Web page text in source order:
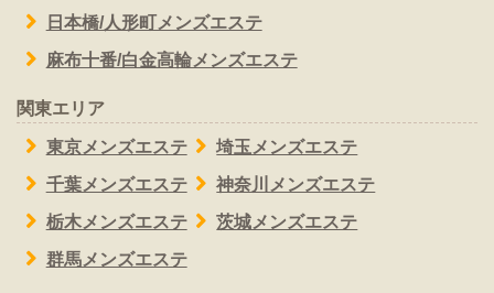
日本橋/人形町メンズエステ
麻布十番/白金高輪メンズエステ
関東エリア
東京メンズエステ
埼玉メンズエステ
千葉メンズエステ
神奈川メンズエステ
栃木メンズエステ
茨城メンズエステ
群馬メンズエステ